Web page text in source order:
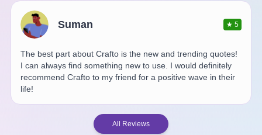
Suman ★5
The best part about Crafto is the new and trending quotes!
I can always find something new to use. I would definitely
recommend Crafto to my friend for a positive wave in their
life!
All Reviews